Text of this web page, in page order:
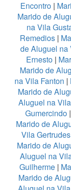
Encontro|
Marido de
na Vila
Remedios|
de Aluguel na
Ernesto |
Marido de
na Vila Fanton |
Marido de
Aluguel na
Gumercindo |
Marido de
Vila Gertrudes
Marido de
Aluguel na
Guilherme|
Marido de